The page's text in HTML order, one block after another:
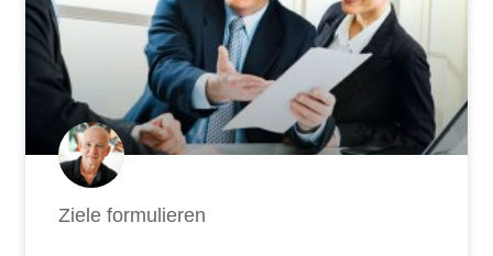
Ziele formulieren